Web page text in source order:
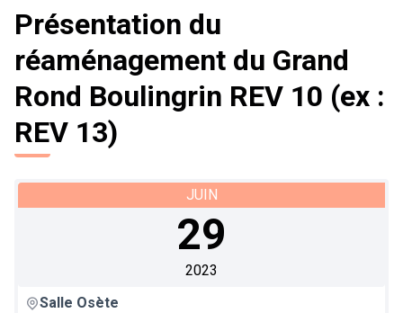
Présentation du
réaménagement du Grand
Rond Boulingrin REV 10 (ex :
REV 13)
JUIN
29
2023
Salle Osète